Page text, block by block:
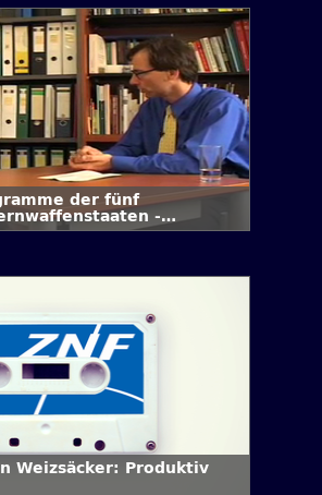
der fünf
-
Annette Schaper
Weizsäcker: Produktiv